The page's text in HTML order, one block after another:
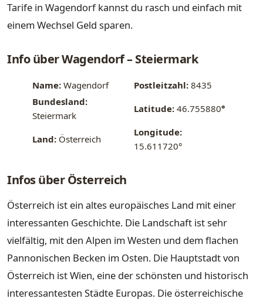
Tarife in Wagendorf kannst du rasch und einfach mit
einem Wechsel Geld sparen.
Info über Wagendorf – Steiermark
Name: Wagendorf Postleitzahl: 8435
Bundesland:
Steiermark
Latitude: 46.755880°
Land: Österreich
Longitude:
15.611720°
Infos über Österreich
Österreich ist ein altes europäisches Land mit einer
interessanten Geschichte. Die Landschaft ist sehr
vielfältig, mit den Alpen im Westen und dem flachen
Pannonischen Becken im Osten. Die Hauptstadt von
Österreich ist Wien, eine der schönsten und historisch
interessantesten Städte Europas. Die österreichische